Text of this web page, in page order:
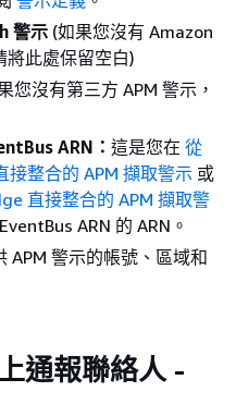
警示 (如果您沒有 Amazon
此處保留空白)
您沒有第三方 APM 警示，
ARN： 這是您在 從
整合的 APM 擷取警示 或
直接整合的 APM 擷取警
ARN 的 ARN。
APM 警示的帳號、區域和
通報聯絡人 -